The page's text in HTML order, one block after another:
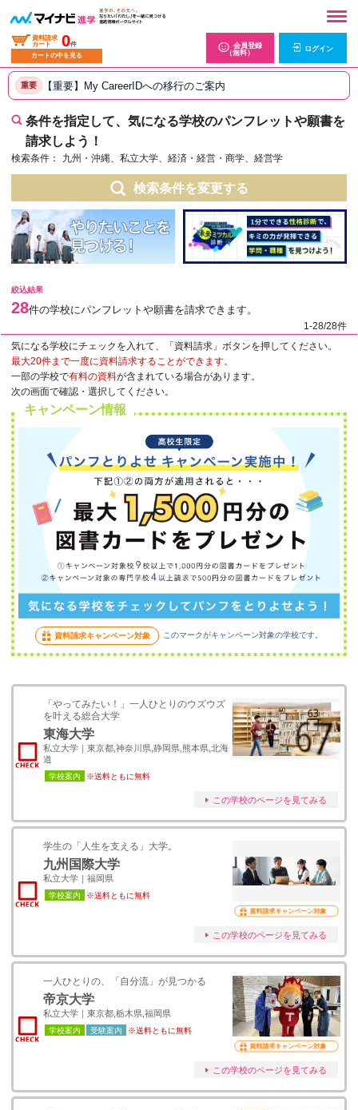
資料請求
カート
0件
カートの中を見る
会員登録
（無料）
ログイン
重要 【重要】My CareerIDへの移行のご案内
条件を指定して、気になる学校のパンフレットや願書を
請求しよう！
検索条件： 九州・沖縄、私立大学、経済・経営・商学、経営学
検索条件を変更する
絞込結果
28件の学校にパンフレットや願書を請求できます。
1-28/28件
気になる学校にチェックを入れて、「資料請求」ボタンを押してください。
最大20件まで一度に資料請求することができます。
一部の学校で有料の資料が含まれている場合があります。
次の画面で確認・選択してください。
キャンペーン情報
資料請求キャンペーン対象 このマークがキャンペーン対象の学校です。
「やってみたい！」一人ひとりのウズウズ
を叶える総合大学
東海大学
私立大学｜東京都,神奈川県,静岡県,熊本県,北海
道
学校案内 ※送料ともに無料
この学校のページを見てみる
学生の「人生を支える」大学。
九州国際大学
私立大学｜福岡県
学校案内 ※送料ともに無料
資料請求キャンペーン対象
この学校のページを見てみる
一人ひとりの、「自分流」が見つかる
帝京大学
私立大学｜東京都,栃木県,福岡県
学校案内 受験案内 ※送料ともに無料
資料請求キャンペーン対象
この学校のページを見てみる